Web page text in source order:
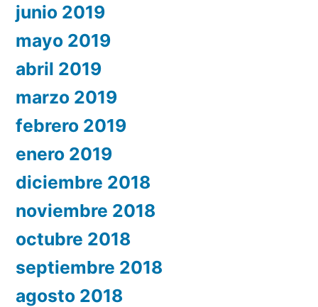
junio 2019
mayo 2019
abril 2019
marzo 2019
febrero 2019
enero 2019
diciembre 2018
noviembre 2018
octubre 2018
septiembre 2018
agosto 2018